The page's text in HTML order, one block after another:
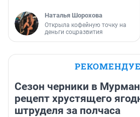
Наталья Шорохова
Открыла кофейную точку на
деньги соцразвития
Сезон черники в
рецепт хрустящего
штруделя за полчаса